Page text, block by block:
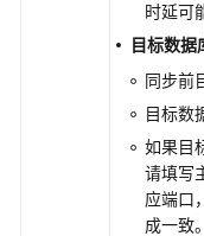
PostgreSQL
PostgreSQL
Kafka
时延可
目标数据
同步前
目标数
如果目
请填写
应端口
成一致。